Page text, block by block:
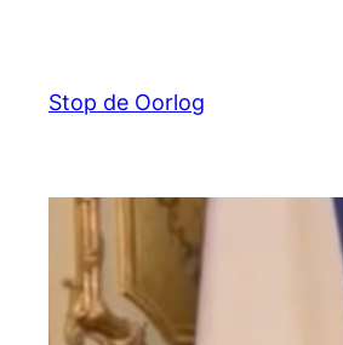
Stop de Oorlog